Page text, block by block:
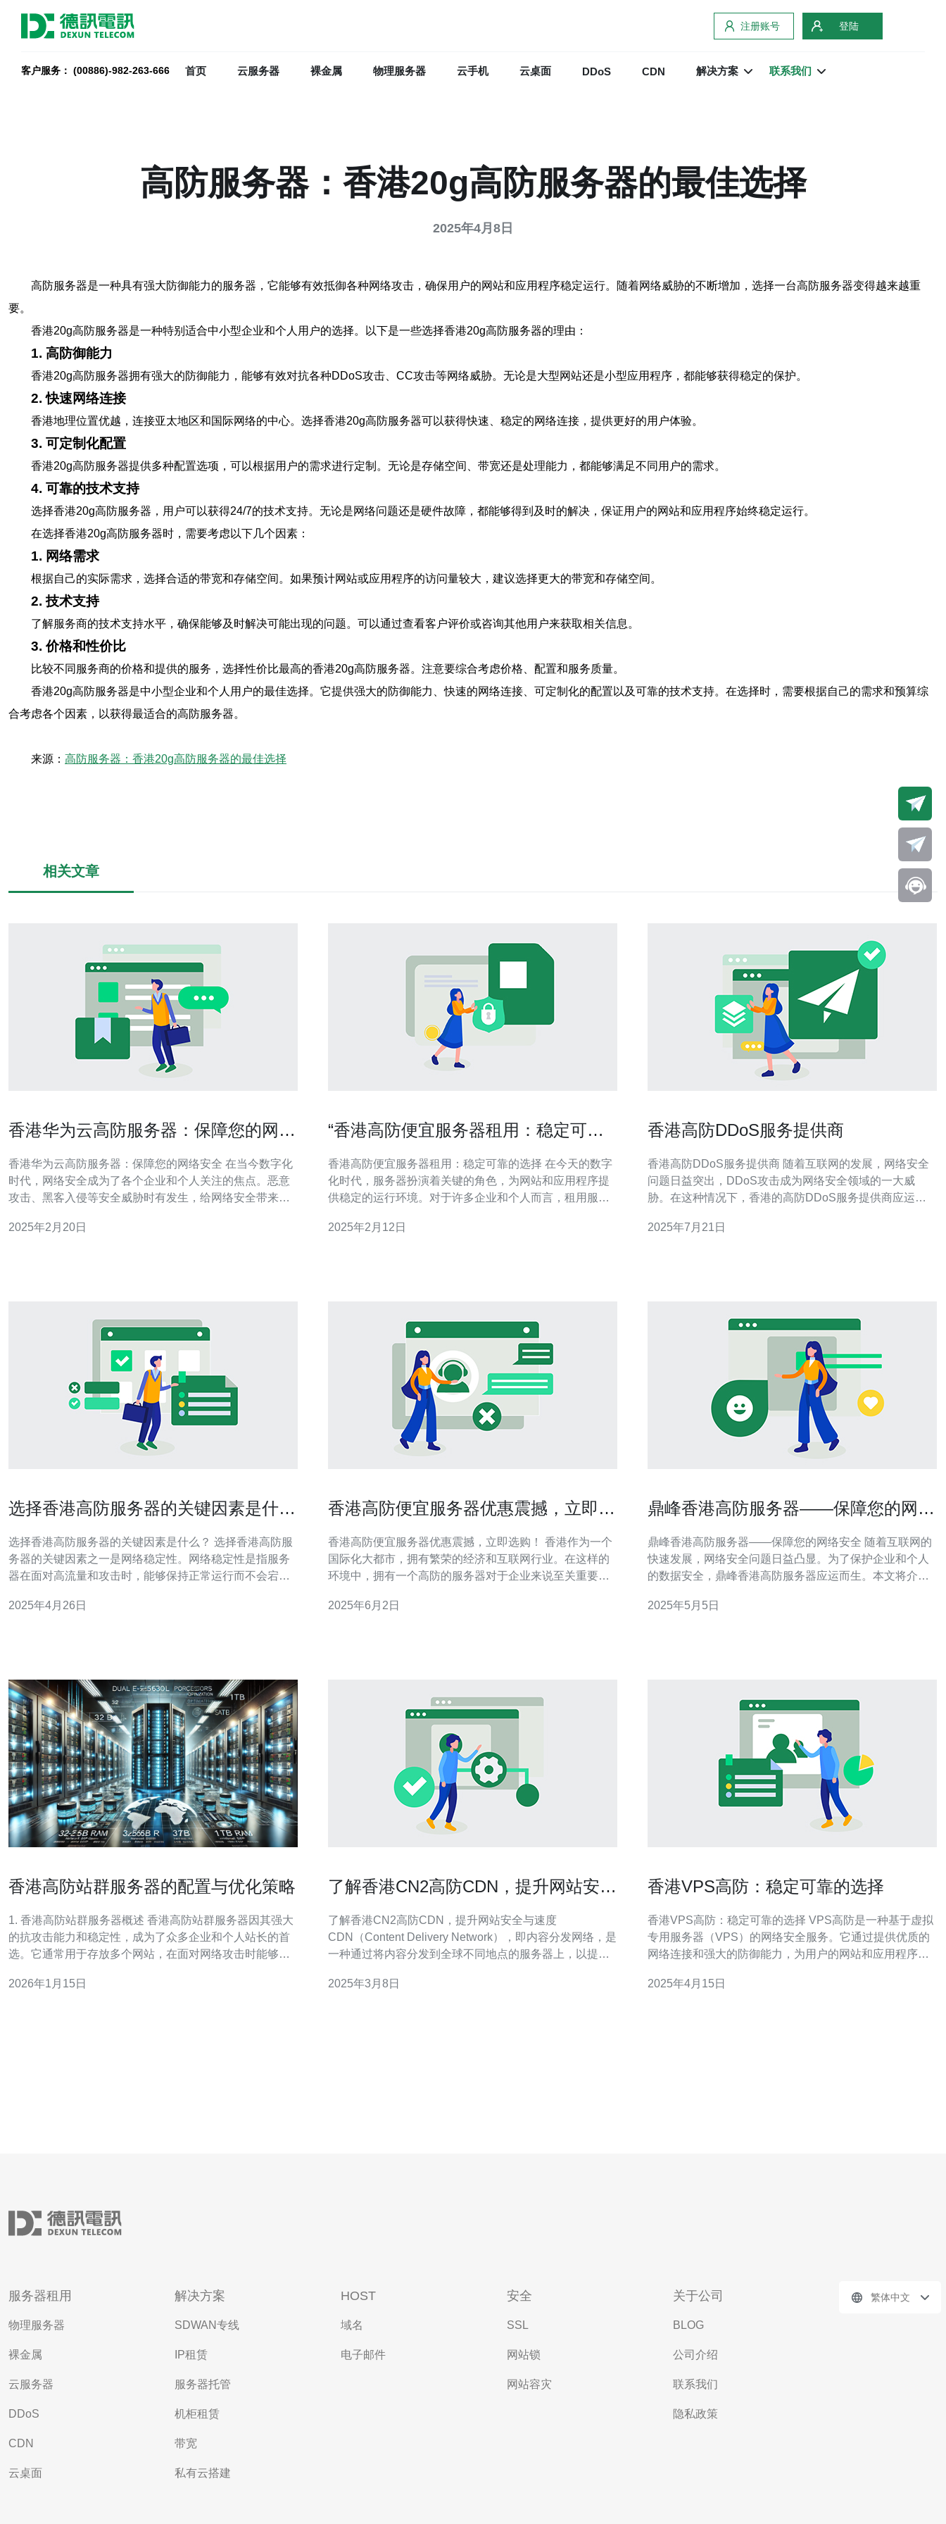
注册账号 登陆
客户服务： (00886)-982-263-666 首页 云服务器 裸金属 物理服务器 云手机 云桌面 DDoS CDN 解决方案 联系我们
高防服务器：香港20g高防服务器的最佳选择
2025年4月8日
高防服务器是一种具有强大防御能力的服务器，它能够有效抵御各种网络攻击，确保用户的网站和应用程序稳定运行。随着网络威胁的不断增加，选择一台高防服务器变得越来越重
要。
香港20g高防服务器是一种特别适合中小型企业和个人用户的选择。以下是一些选择香港20g高防服务器的理由：
1. 高防御能力
香港20g高防服务器拥有强大的防御能力，能够有效对抗各种DDoS攻击、CC攻击等网络威胁。无论是大型网站还是小型应用程序，都能够获得稳定的保护。
2. 快速网络连接
香港地理位置优越，连接亚太地区和国际网络的中心。选择香港20g高防服务器可以获得快速、稳定的网络连接，提供更好的用户体验。
3. 可定制化配置
香港20g高防服务器提供多种配置选项，可以根据用户的需求进行定制。无论是存储空间、带宽还是处理能力，都能够满足不同用户的需求。
4. 可靠的技术支持
选择香港20g高防服务器，用户可以获得24/7的技术支持。无论是网络问题还是硬件故障，都能够得到及时的解决，保证用户的网站和应用程序始终稳定运行。
在选择香港20g高防服务器时，需要考虑以下几个因素：
1. 网络需求
根据自己的实际需求，选择合适的带宽和存储空间。如果预计网站或应用程序的访问量较大，建议选择更大的带宽和存储空间。
2. 技术支持
了解服务商的技术支持水平，确保能够及时解决可能出现的问题。可以通过查看客户评价或咨询其他用户来获取相关信息。
3. 价格和性价比
比较不同服务商的价格和提供的服务，选择性价比最高的香港20g高防服务器。注意要综合考虑价格、配置和服务质量。
香港20g高防服务器是中小型企业和个人用户的最佳选择。它提供强大的防御能力、快速的网络连接、可定制化的配置以及可靠的技术支持。在选择时，需要根据自己的需求和预算综
合考虑各个因素，以获得最适合的高防服务器。
来源： 高防服务器：香港20g高防服务器的最佳选择
相关文章
香港华为云高防服务器：保障您的网络
香港华为云高防服务器：保障您的网络安全 在当今数字化
时代，网络安全成为了各个企业和个人关注的焦点。恶意
攻击、黑客入侵等安全威胁时有发生，给网络安全带来了
防服务器，为您提供可靠的网络安全保障。 高防服务器是
2025年2月20日
“香港高防便宜服务器租用：稳定可靠
香港高防便宜服务器租用：稳定可靠的选择 在今天的数字
化时代，服务器扮演着关键的角色，为网站和应用程序提
供稳定的运行环境。对于许多企业和个人而言，租用服务
器的优势，为您提供稳定可靠的选择。 高防便宜服务器是
2025年2月12日
香港高防DDoS服务提供商
香港高防DDoS服务提供商 随着互联网的发展，网络安全
问题日益突出，DDoS攻击成为网络安全领域的一大威
胁。在这种情况下，香港的高防DDoS服务提供商应运而
供商主要提供的服务包括： DDoS攻击检测和实时监控
2025年7月21日
选择香港高防服务器的关键因素是什
选择香港高防服务器的关键因素是什么？ 选择香港高防服
务器的关键因素之一是网络稳定性。网络稳定性是指服务
器在面对高流量和攻击时，能够保持正常运行而不会宕机
设施和稳定的网络连接，因此选择香港高防服务器可以保
2025年4月26日
香港高防便宜服务器优惠震撼，立即选
香港高防便宜服务器优惠震撼，立即选购！ 香港作为一个
国际化大都市，拥有繁荣的经济和互联网行业。在这样的
环境中，拥有一个高防的服务器对于企业来说至关重要。
的服务。 香港高防服务器不仅具有强大的防御能力，还拥
2025年6月2日
鼎峰香港高防服务器——保障您的网络
鼎峰香港高防服务器——保障您的网络安全 随着互联网的
快速发展，网络安全问题日益凸显。为了保护企业和个人
的数据安全，鼎峰香港高防服务器应运而生。本文将介绍
全方位的保障。 鼎峰香港高防服务器是一种专门设计用于
2025年5月5日
香港高防站群服务器的配置与优化策略
1. 香港高防站群服务器概述 香港高防站群服务器因其强大
的抗攻击能力和稳定性，成为了众多企业和个人站长的首
选。它通常用于存放多个网站，在面对网络攻击时能够有
段来增强其安全性，包括流量清洗、IP防护等。 站群服务
2026年1月15日
了解香港CN2高防CDN，提升网站安全
了解香港CN2高防CDN，提升网站安全与速度
CDN（Content Delivery Network），即内容分发网络，是
一种通过将内容分发到全球不同地点的服务器上，以提高
内容从最近的服务器上提供，减少了网络延迟和带宽消
2025年3月8日
香港VPS高防：稳定可靠的选择
香港VPS高防：稳定可靠的选择 VPS高防是一种基于虚拟
专用服务器（VPS）的网络安全服务。它通过提供优质的
网络连接和强大的防御能力，为用户的网站和应用程序提
选。 香港是亚洲地区的经济中心，拥有稳定的网络基础设
2025年4月15日
服务器租用
物理服务器
裸金属
云服务器
DDoS
CDN
云桌面
解决方案
SDWAN专线
IP租赁
服务器托管
机柜租赁
带宽
私有云搭建
HOST
域名
电子邮件
安全
SSL
网站锁
网站容灾
关于公司
BLOG
公司介绍
联系我们
隐私政策
繁体中文